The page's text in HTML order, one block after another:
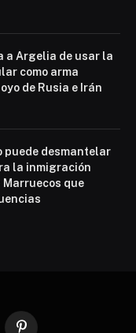
a Argelia de usar la
como arma
de Rusia e Irán
puede desmantelar
la inmigración
que